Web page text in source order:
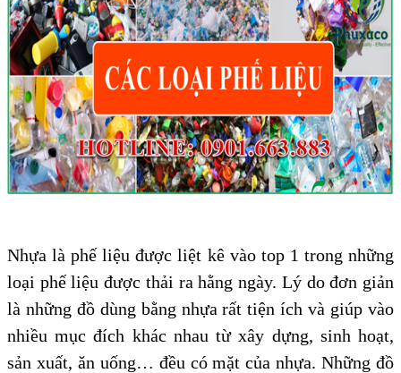
Nhựa là phế liệu được liệt kê vào top 1 trong những
loại phế liệu được thải ra hằng ngày. Lý do đơn giản
là những đồ dùng bằng nhựa rất tiện ích và giúp vào
nhiều mục đích khác nhau từ xây dựng, sinh hoạt,
sản xuất, ăn uống… đều có mặt của nhựa. Những đồ